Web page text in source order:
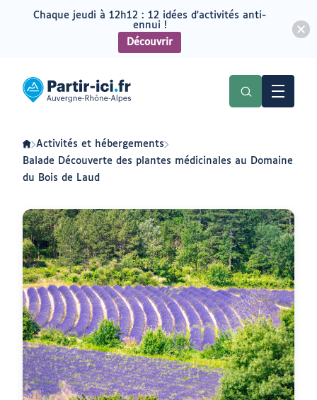
menu
contenu
Partir
ici
en
Auvergne-
Rhône-
Alpes
Activités et hébergements
Balade Découverte des plantes médicinales au Domaine
du Bois de Laud
Chaque jeudi à 12h12 : 12 idées d'activités anti-
ennui !
Découvrir